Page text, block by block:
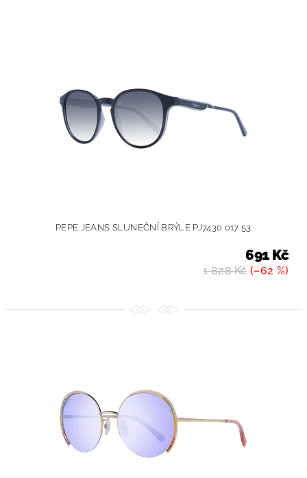
PEPE JEANS SLUNEČNÍ BRÝLE PJ7430 017 53
1 828 Kč(–62 %)
691 Kč